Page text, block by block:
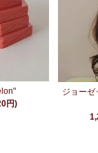
円)
ジョーゼ